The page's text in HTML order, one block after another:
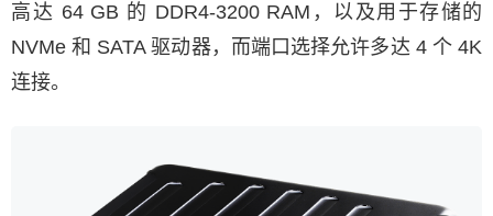
高达 64 GB 的 DDR4-3200 RAM，以及用于存储的
NVMe 和 SATA 驱动器，而端口选择允许多达 4 个 4K
连接。